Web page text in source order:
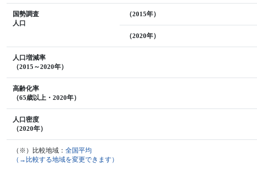
国勢調査
人口
（2015年）
（2020年）
人口増減率
（2015～2020年）
高齢化率
（65歳以上・2020年）
人口密度
（2020年）
（※）比較地域：全国平均
（→比較する地域を変更できます）